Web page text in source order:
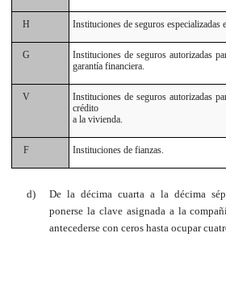
H Instituciones de seguros especializadas
G
Instituciones de seguros autorizadas
garantía financiera.
V
Instituciones de seguros autorizadas
crédito
a la vivienda.
F Instituciones de fianzas.
d)
De la décima cuarta a la décima
ponerse la clave asignada a la
antecederse con ceros hasta ocupar